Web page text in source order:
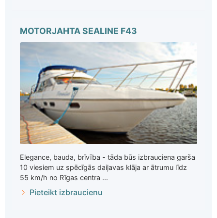
MOTORJAHTA SEALINE F43
Elegance, bauda, brīvība - tāda būs izbrauciena garša
10 viesiem uz spēcīgās daiļavas klāja ar ātrumu līdz
55 km/h no Rīgas centra ...
Pieteikt izbraucienu